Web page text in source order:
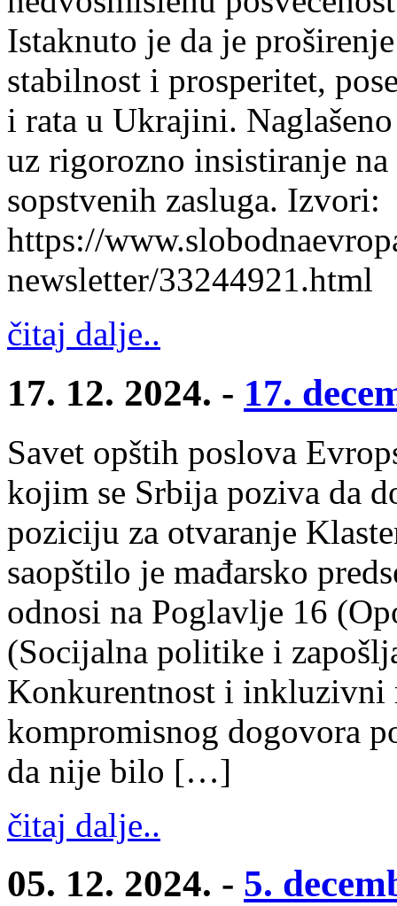
Istaknuto je da je
stabilnost i prosperitet,
i rata u Ukrajini.
uz rigorozno insistiranje
sopstvenih zasluga. Izvori:
https://
newsletter/33244921.html
čitaj dalje..
17. 12. 2024. - 17.
Savet opštih poslova
kojim se Srbija poziva da
poziciju za otvaranje
saopštilo je mađarsko
odnosi na Poglavlje 16
(Socijalna politike i
Konkurentnost i inkluzivni
kompromisnog dogovora
da nije bilo […]
čitaj dalje..
05. 12. 2024. - 5.